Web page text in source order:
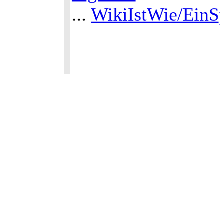
... WikiIstWie/